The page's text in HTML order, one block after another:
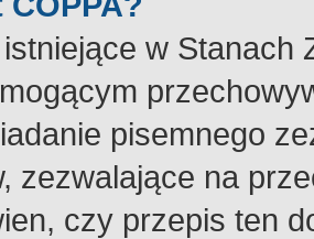
w Stanach
pisemnego
zezwalające na
czy przepis ten